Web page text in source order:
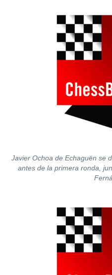
Javier Ochoa de Echaguën se
antes de la primera ronda,